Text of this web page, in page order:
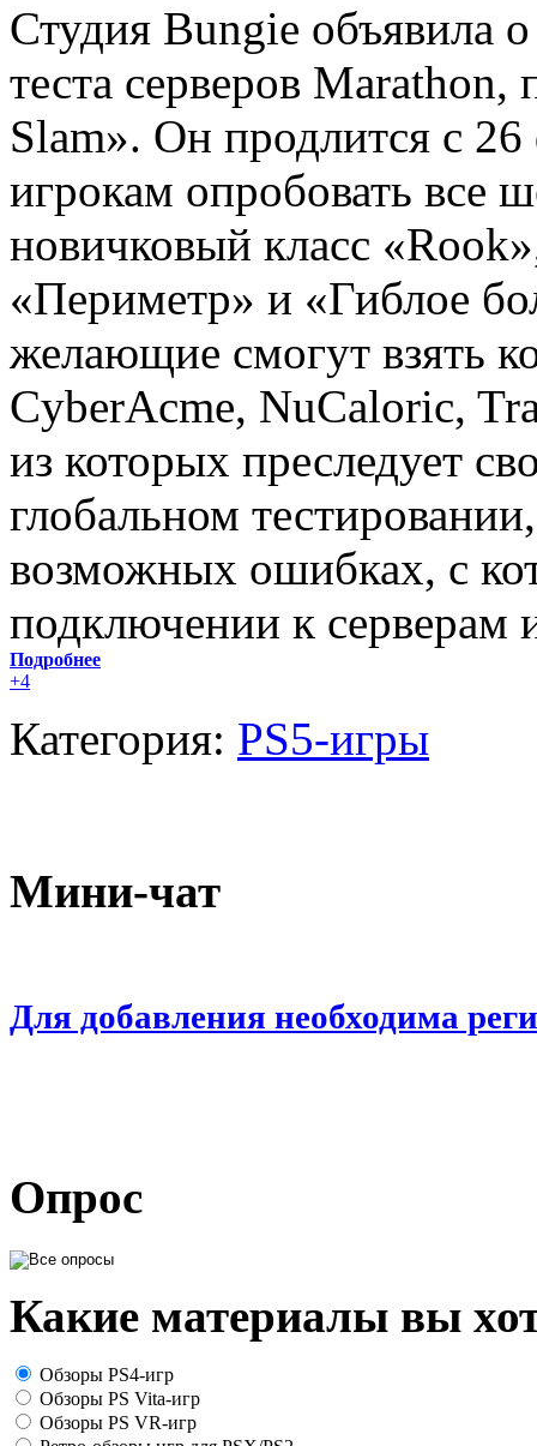
Студия Bungie объявила
теста серверов
Slam». Он продлится с
игрокам опробовать все
новичковый класс
«Периметр» и «Гиблое
желающие смогут взять
CyberAcme, NuCaloric,
из которых преследует
глобальном
возможных ошибках, с
подключении к серверам
Подробнее
+4
Категория: PS5-игры
Мини-чат
Для добавления необходима
Опрос
Какие материалы вы
Обзоры PS4-игр
Обзоры PS Vita-игр
Обзоры PS VR-игр